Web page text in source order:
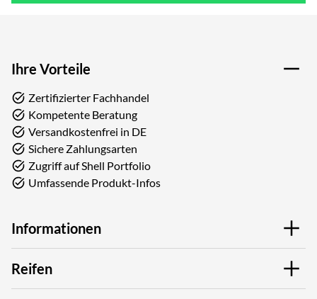
Ihre Vorteile
Zertifizierter Fachhandel
Kompetente Beratung
Versandkostenfrei in DE
Sichere Zahlungsarten
Zugriff auf Shell Portfolio
Umfassende Produkt-Infos
Informationen
Reifen